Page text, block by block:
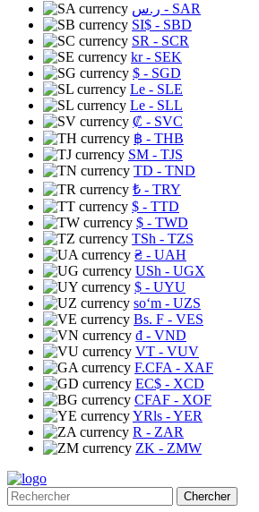
ر.س - SAR
SI$ - SBD
SR - SCR
kr- SEK
$ - SGD
Le - SLE
Le - SLL
₡ - SVC
฿ - THB
ЅМ - TJS
TD - TND
₺ - TRY
$ - TTD
$ - TWD
TSh - TZS
₴ - UAH
USh - UGX
$ - UYU
soʻm - UZS
Bs. F - VES
₫ - VND
VT - VUV
F.CFA - XAF
EC$ - XCD
CFAF - XOF
YRls - YER
R - ZAR
ZK - ZMW
Chercher